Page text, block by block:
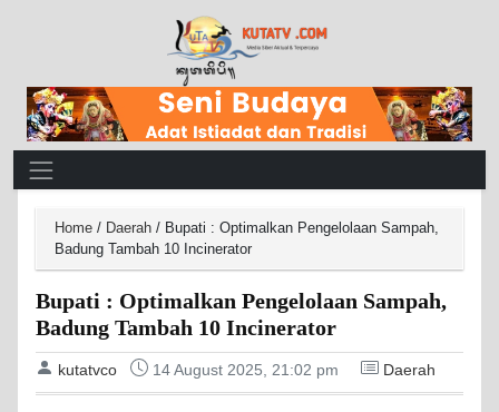
Main Navigation
Home / Daerah / Bupati : Optimalkan Pengelolaan Sampah,
Badung Tambah 10 Incinerator
Bupati : Optimalkan Pengelolaan Sampah,
Badung Tambah 10 Incinerator
kutatvco 14 August 2025, 21:02 pm Daerah